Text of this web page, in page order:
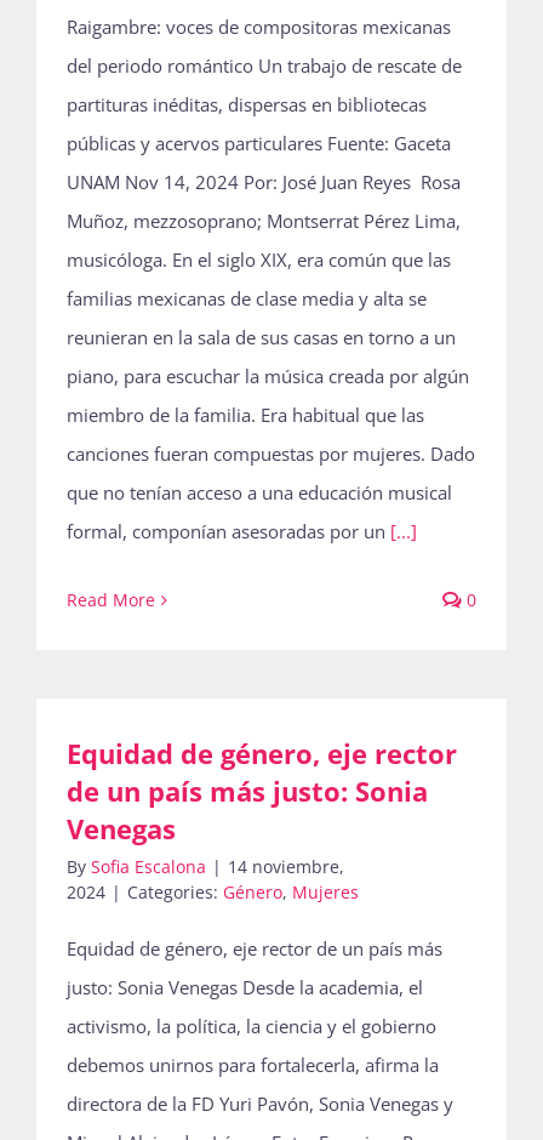
Raigambre: voces de compositoras mexicanas
del periodo romántico Un trabajo de rescate de
partituras inéditas, dispersas en bibliotecas
públicas y acervos particulares Fuente: Gaceta
UNAM Nov 14, 2024 Por: José Juan Reyes Rosa
Muñoz, mezzosoprano; Montserrat Pérez Lima,
musicóloga. En el siglo XIX, era común que las
familias mexicanas de clase media y alta se
reunieran en la sala de sus casas en torno a un
piano, para escuchar la música creada por algún
miembro de la familia. Era habitual que las
canciones fueran compuestas por mujeres. Dado
que no tenían acceso a una educación musical
formal, componían asesoradas por un [...]
Read More 0
Equidad de género, eje rector
de un país más justo: Sonia
Venegas
By Sofia Escalona | 14 noviembre,
2024 | Categories: Género, Mujeres
Equidad de género, eje rector de un país más
justo: Sonia Venegas Desde la academia, el
activismo, la política, la ciencia y el gobierno
debemos unirnos para fortalecerla, afirma la
directora de la FD Yuri Pavón, Sonia Venegas y